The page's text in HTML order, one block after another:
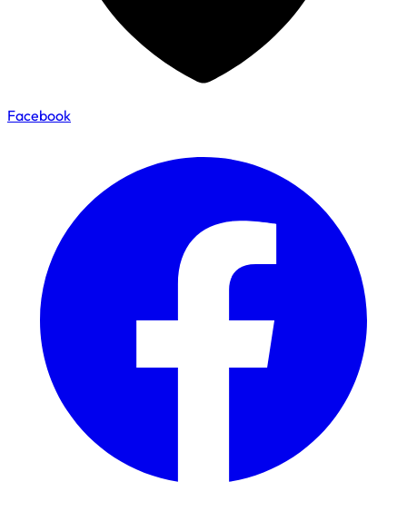
Facebook